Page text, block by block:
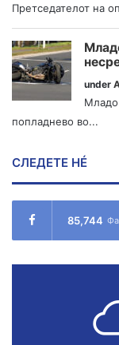
Претседателот на
under
Младо
попладнево во...
СЛЕДЕТЕ НÉ
85,744